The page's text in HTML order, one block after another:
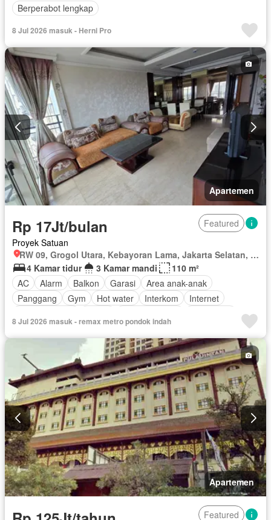
Berperabot lengkap
8 Jul 2026 masuk - Herni Pro
Apartemen
Rp 17Jt/bulan
Featured
Proyek Satuan
RW 09, Grogol Utara, Kebayoran Lama, Jakarta Selatan, Daerah Khusus Ibukota Jakarta
4 Kamar tidur
3 Kamar mandi
110 m²
AC
Alarm Balkon Garasi
Area anak-anak
Panggang
Gym Hot water Interkom
Internet
Kolam renang
Telephone Televisi Berperabot lengkap
8 Jul 2026 masuk - remax metro pondok indah
Apartemen
Featured